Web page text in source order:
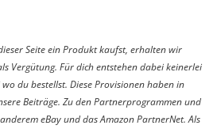
Seite ein Produkt kaufst, erhalten wir
Vergütung. Für dich entstehen dabei keinerlei
du bestellst. Diese Provisionen haben in
Beiträge. Zu den Partnerprogrammen und
eBay und das Amazon PartnerNet. Als